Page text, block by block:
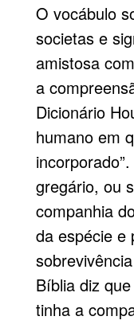
O vocábulo
societas e
amistosa
a
Dicionário
humano em
gregário, ou
companhia
da espécie e
Bíblia diz que
tinha a